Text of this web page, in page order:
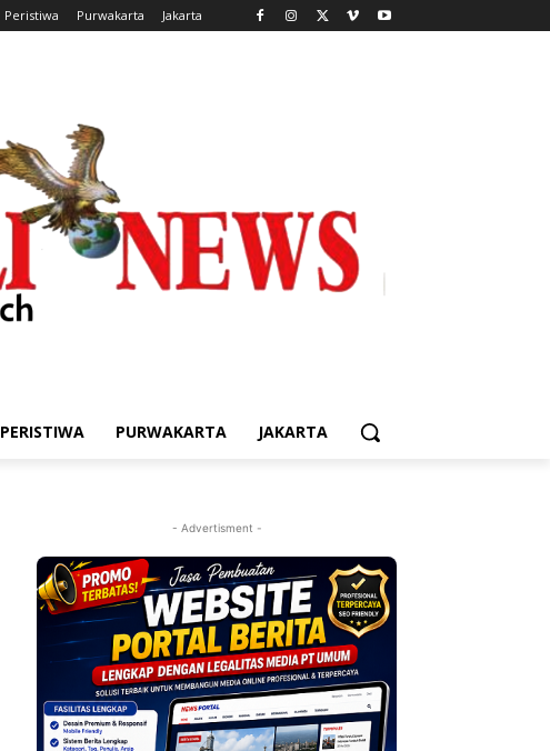
Peristiwa Purwakarta Jakarta
PERISTIWA PURWAKARTA JAKARTA
- Advertisment -